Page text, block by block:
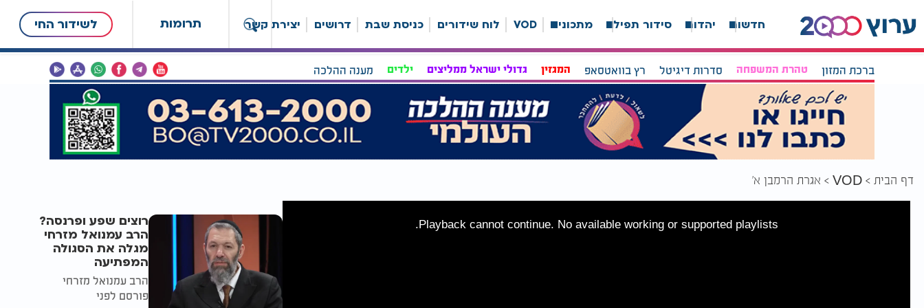
תרומות לשידור החי חדשות יהדות סידור תפילה מתכונים VOD לוח שידורים כניסת שבת דרושים יצירת קשר
ברכת המזון טהרת המשפחה סדרות דיגיטל רץ בוואטסאפ המגזין גדולי ישראל ממליצים ילדים מענה ההלכה
דף הבית VOD אגרת הרמבן א'
Playback cannot continue. No available working or supported playlists.
רוצים שפע ופרנסה?
הרב עמנואל מזרחי
מגלה את הסגולה
המפתיעה
הרב עמנואל מזרחי
פורסם לפני